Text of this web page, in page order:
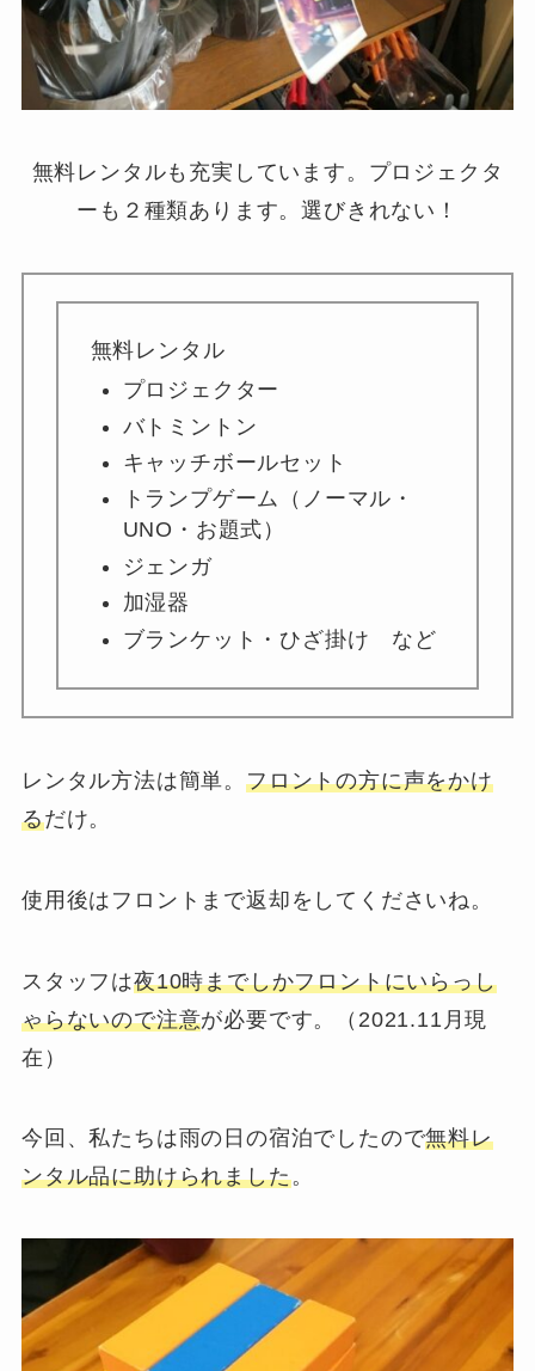
無料レンタルも充実しています。プロジェクタ
ーも２種類あります。選びきれない！
無料レンタル
プロジェクター
バトミントン
キャッチボールセット
トランプゲーム（ノーマル・
UNO・お題式）
ジェンガ
加湿器
ブランケット・ひざ掛け など
レンタル方法は簡単。 フロントの方に声をかけ
るだけ。
使用後はフロントまで返却をしてくださいね。
スタッフは夜10時までしかフロントにいらっし
ゃらないので注意が必要です。（2021.11月現
在）
今回、私たちは雨の日の宿泊でしたので無料レ
ンタル品に助けられました。